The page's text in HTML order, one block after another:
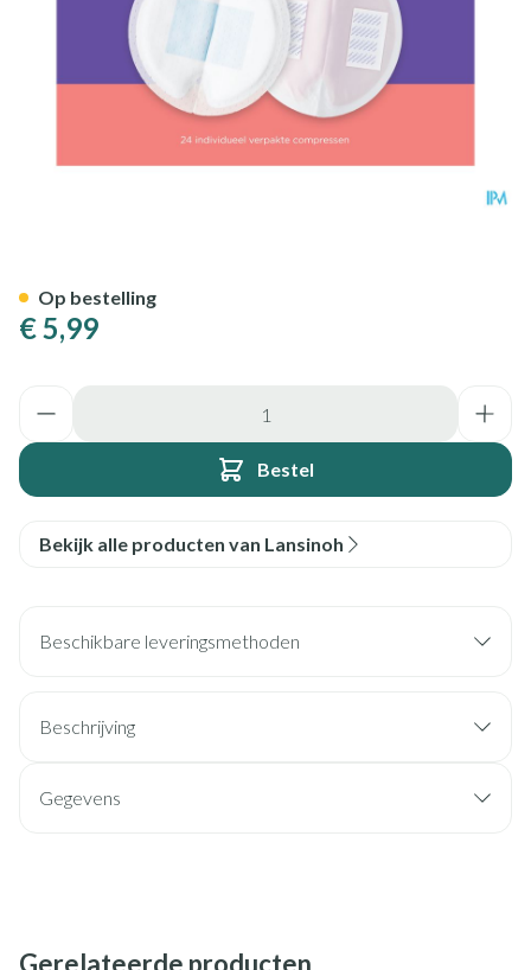
€ 5,99
Bestel
Op bestelling
Bekijk alle producten van Lansinoh
Beschikbare leveringsmethoden
Beschrijving
Gegevens
Gerelateerde producten